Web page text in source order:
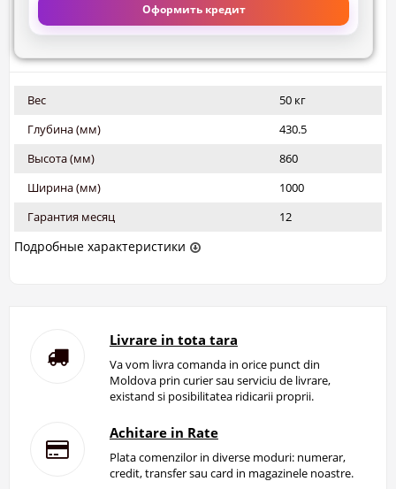
Оформить кредит
Вес
50 кг
Глубина (мм)
430.5
Высота (мм)
860
Ширина (мм)
1000
Гарантия месяц
12
Подробные характеристики
Livrare in tota tara
Va vom livra comanda in orice punct din
Moldova prin curier sau serviciu de livrare,
existand si posibilitatea ridicarii proprii.
Achitare in Rate
Plata comenzilor in diverse moduri: numerar,
credit, transfer sau card in magazinele noastre.